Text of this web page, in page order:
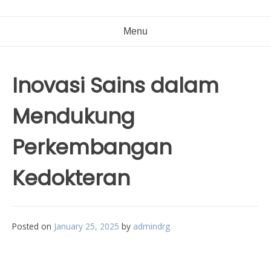
Menu
Inovasi Sains dalam
Mendukung
Perkembangan
Kedokteran
Posted on January 25, 2025 by admindrg